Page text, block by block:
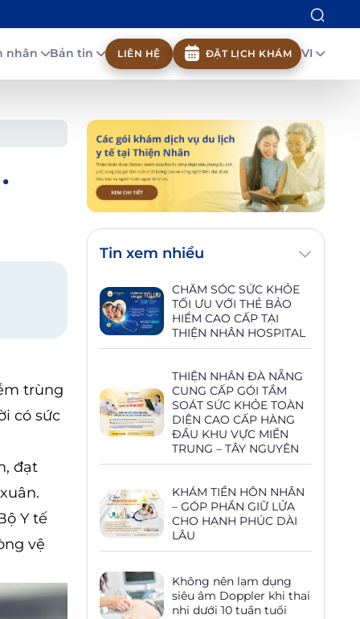
nhân Bản tin LIÊN HỆ ĐẶT LỊCH KHÁM VI
trùng
có sức
đạt
Y tế
vệ
Tin xem nhiều
CHĂM SÓC SỨC KHỎE
TỐI ƯU VỚI THẺ BẢO
HIỂM CAO CẤP TẠI
THIỆN NHÂN HOSPITAL
THIỆN NHÂN ĐÀ NẴNG
CUNG CẤP GÓI TẦM
SOÁT SỨC KHỎE TOÀN
DIỆN CAO CẤP HÀNG
ĐẦU KHU VỰC MIỀN
TRUNG – TÂY NGUYÊN
KHÁM TIỀN HÔN NHÂN
– GÓP PHẦN GIỮ LỬA
CHO HẠNH PHÚC DÀI
LÂU
Không nên lạm dụng
siêu âm Doppler khi thai
nhi dưới 10 tuần tuổi